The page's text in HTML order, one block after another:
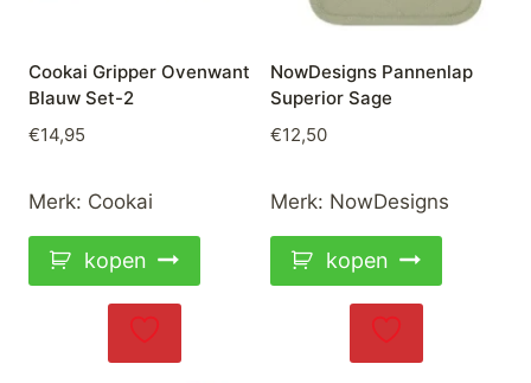
Cookai Gripper Ovenwant
Blauw Set-2
€14,95
Merk: Cookai
kopen
NowDesigns Pannenlap
Superior Sage
€12,50
Merk: NowDesigns
kopen